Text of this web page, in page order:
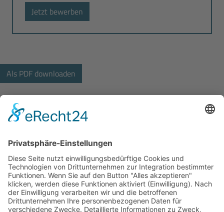
Jetzt bewerben
Hochstrasse 84
23554 Lübeck
+49 451 290492-33
bewerbung@wascher-gruppe.de